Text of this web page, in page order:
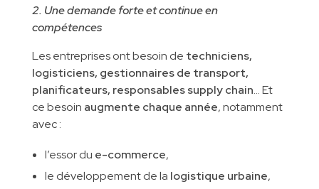
2. Une demande forte et continue en
compétences
Les entreprises ont besoin de techniciens,
logisticiens, gestionnaires de transport,
planificateurs, responsables supply chain… Et
ce besoin augmente chaque année, notamment
avec :
l’essor du e-commerce,
le développement de la logistique urbaine,